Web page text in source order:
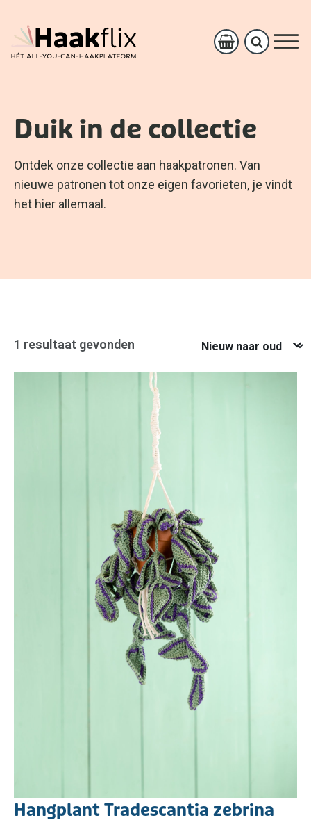
Duik in de collectie
Ontdek onze collectie aan haakpatronen. Van
nieuwe patronen tot onze eigen favorieten, je vindt
het hier allemaal.
1 resultaat gevonden Nieuw naar oud
Hangplant Tradescantia zebrina